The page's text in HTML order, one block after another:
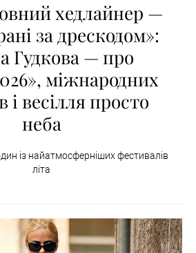
хедлайнер —
за дрескодом»:
Гудкова — про
міжнародних
і весілля просто
неба
із найатмосферніших фестивалів
літа